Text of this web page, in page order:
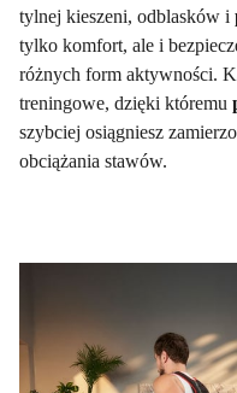
tylnej kieszeni, odblasków i
tylko komfort, ale i
różnych form aktywności.
treningowe, dzięki któremu
szybciej osiągniesz
obciążania stawów.